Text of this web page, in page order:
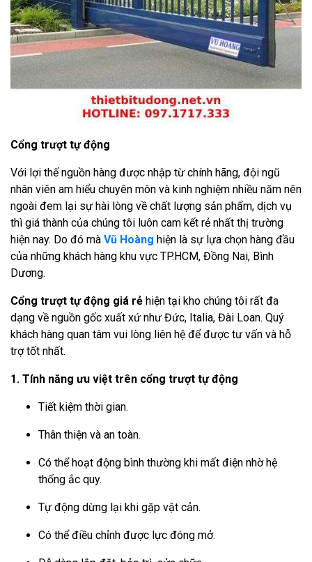
Cổng trượt tự động
Với lợi thế nguồn hàng được nhập từ chính hãng, đội ngũ
nhân viên am hiểu chuyên môn và kinh nghiệm nhiều năm nên
ngoài đem lại sự hài lòng về chất lượng sản phẩm, dịch vụ
thì giá thành của chúng tôi luôn cam kết rẻ nhất thị trường
hiện nay. Do đó mà Vũ Hoàng hiện là sự lựa chọn hàng đầu
của những khách hàng khu vực TP.HCM, Đồng Nai, Bình
Dương.
Cổng trượt tự động giá rẻ hiện tại kho chúng tôi rất đa
dạng về nguồn gốc xuất xứ như Đức, Italia, Đài Loan. Quý
khách hàng quan tâm vui lòng liên hệ để được tư vấn và hỗ
trợ tốt nhất.
1. Tính năng ưu việt trên cổng trượt tự động
Tiết kiệm thời gian.
Thân thiện và an toàn.
Có thể hoạt động bình thường khi mất điện nhờ hệ
thống ắc quy.
Tự động dừng lại khi gặp vật cản.
Có thể điều chỉnh được lực đóng mở.